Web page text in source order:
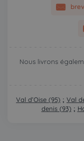
Nous livrons
Val d’Oise (95) ; Val
denis (93) ;